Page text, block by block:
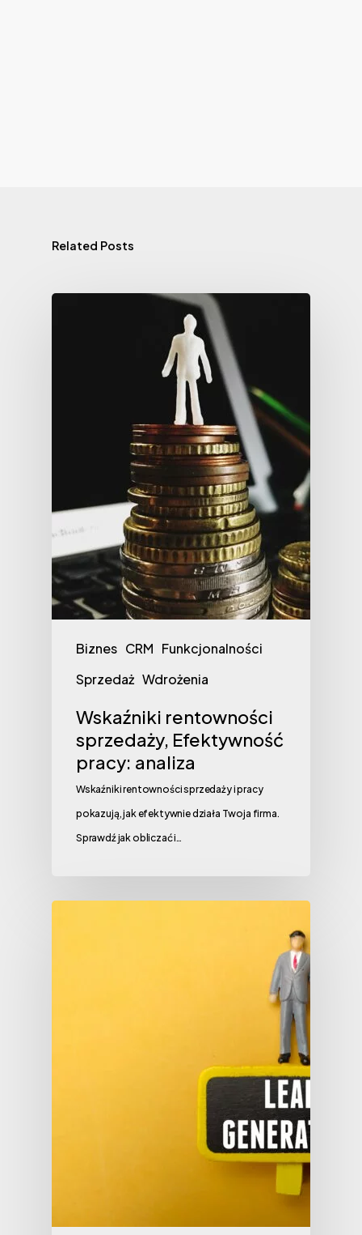
Related Posts
Biznes CRM Funkcjonalności
Sprzedaż Wdrożenia
Wskaźniki rentowności
sprzedaży, Efektywność
pracy: analiza
Wskaźniki rentowności sprzedaży i pracy
pokazują, jak efektywnie działa Twoja firma.
Sprawdź jak obliczać i…